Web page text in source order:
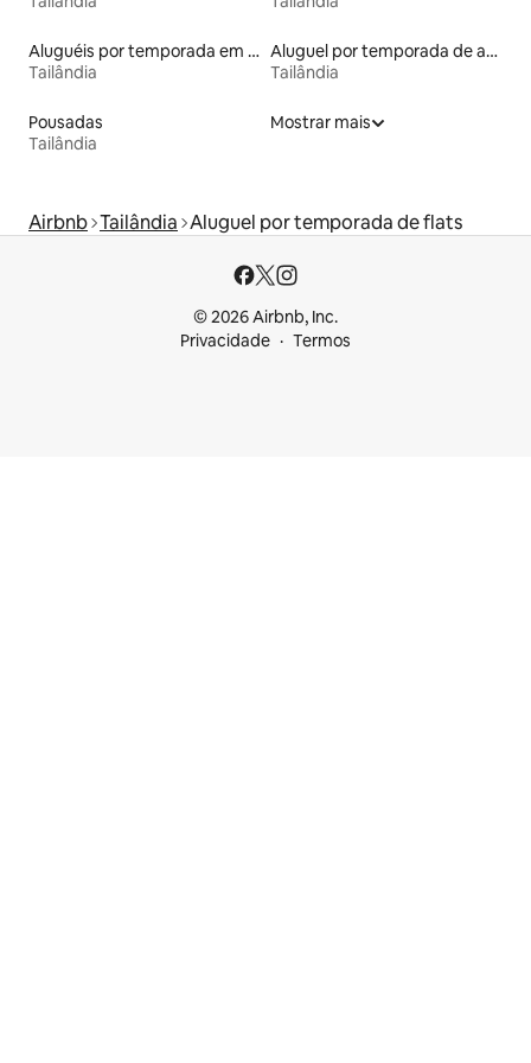
Aluguéis por temporada em acampamentos
Tailândia
Aluguel por temporada de apart-hotéis
Tailândia
Pousadas
Tailândia
Mostrar mais
Airbnb Tailândia Aluguel por temporada de flats
© 2026 Airbnb, Inc.
Privacidade
Termos